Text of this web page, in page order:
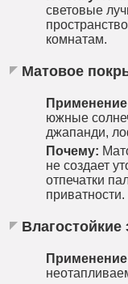
световые
комнатам.
Матовое
южные
джапанди,
Почему:
не создает
отпечатки
приватности.